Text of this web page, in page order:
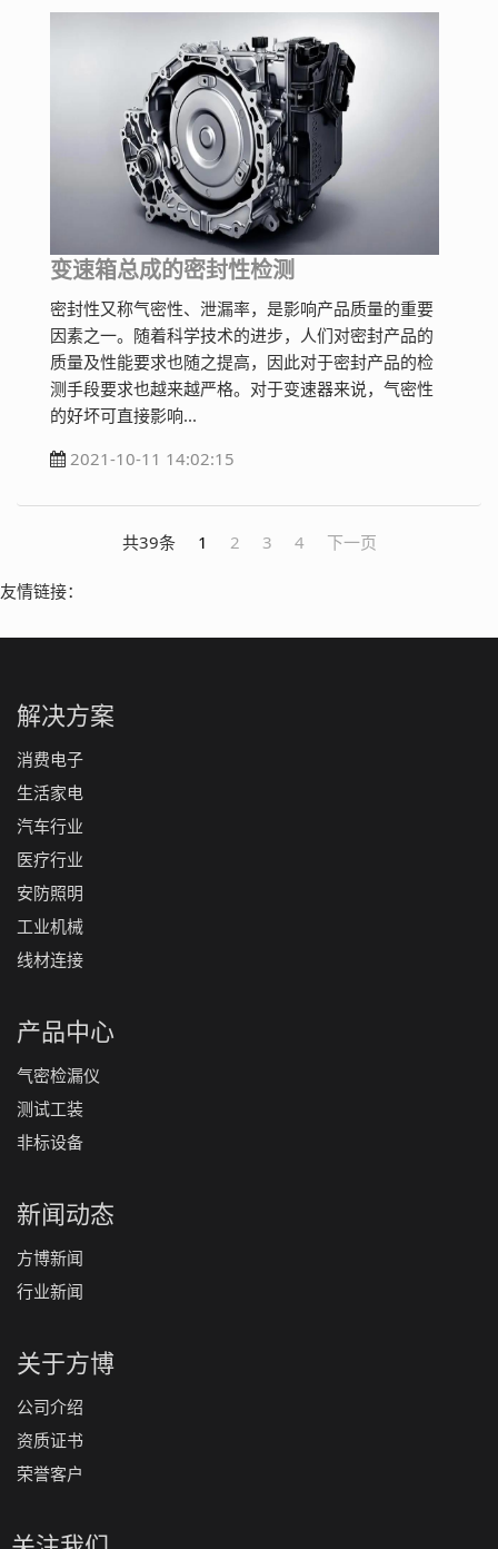
变速箱总成的密封性检测
密封性又称气密性、泄漏率，是影响产品质量的重要
因素之一。随着科学技术的进步，人们对密封产品的
质量及性能要求也随之提高，因此对于密封产品的检
测手段要求也越来越严格。对于变速器来说，气密性
的好坏可直接影响...
2021-10-11 14:02:15
共39条 1 2 3 4 下一页
友情链接：
解决方案
消费电子
生活家电
汽车行业
医疗行业
安防照明
工业机械
线材连接
产品中心
气密检漏仪
测试工装
非标设备
新闻动态
方博新闻
行业新闻
关于方博
公司介绍
资质证书
荣誉客户